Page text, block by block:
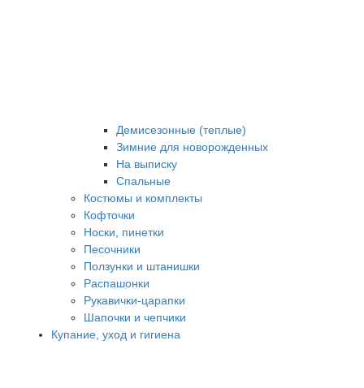
Демисезонные (теплые)
Зимние для новорожденных
На выписку
Спальные
Костюмы и комплекты
Кофточки
Носки, пинетки
Песочники
Ползунки и штанишки
Распашонки
Рукавички-царапки
Шапочки и чепчики
Купание, уход и гигиена